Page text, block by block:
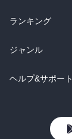
雑誌・グラビア
BL・TL
ラノベ
雑誌・グラビア
BL・TL
総合
ラノベ
雑誌・グラビア
ランキング
総合
ラノベ
ジャンル
コミック
ライトノベル
ヘルプ&サポート
よくあるご質問